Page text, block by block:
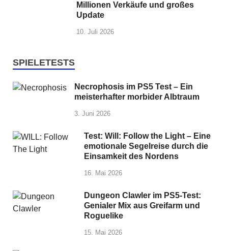
Millionen Verkäufe und großes
Update
10. Juli 2026
SPIELETESTS
Necrophosis im PS5 Test – Ein
meisterhafter morbider Albtraum
3. Juni 2026
Test: Will: Follow the Light – Eine
emotionale Segelreise durch die
Einsamkeit des Nordens
16. Mai 2026
Dungeon Clawler im PS5-Test:
Genialer Mix aus Greifarm und
Roguelike
15. Mai 2026